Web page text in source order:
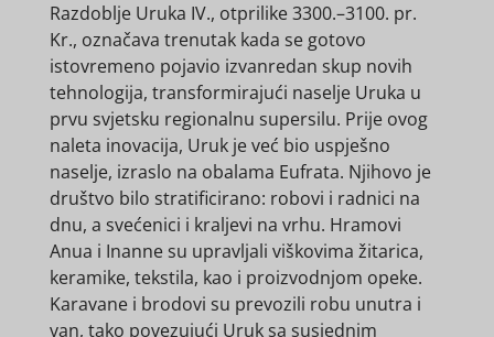
Razdoblje Uruka IV., otprilike 3300.–3100. pr.
Kr., označava trenutak kada se gotovo
istovremeno pojavio izvanredan skup novih
tehnologija, transformirajući naselje Uruka u
prvu svjetsku regionalnu supersilu. Prije ovog
naleta inovacija, Uruk je već bio uspješno
naselje, izraslo na obalama Eufrata. Njihovo je
društvo bilo stratificirano: robovi i radnici na
dnu, a svećenici i kraljevi na vrhu. Hramovi
Anua i Inanne su upravljali viškovima žitarica,
keramike, tekstila, kao i proizvodnjom opeke.
Karavane i brodovi su prevozili robu unutra i
van, tako povezujući Uruk sa susjednim